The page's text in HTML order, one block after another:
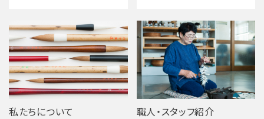
私たちについて 職人・スタッフ紹介